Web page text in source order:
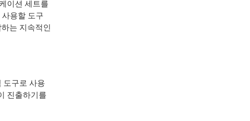
이션 세트를
용할 도구
는 지속적인
도구로 사용
진출하기를